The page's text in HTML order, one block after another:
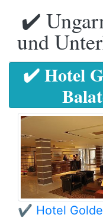
✔️
und
✔️ Hotel
✔️ Hotel